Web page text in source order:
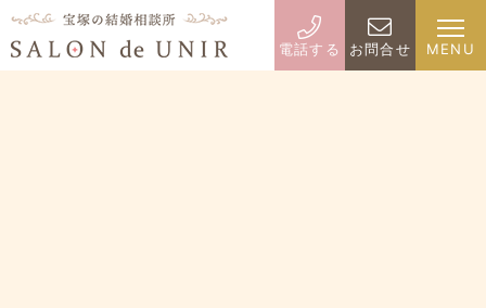
電話する お問合せ